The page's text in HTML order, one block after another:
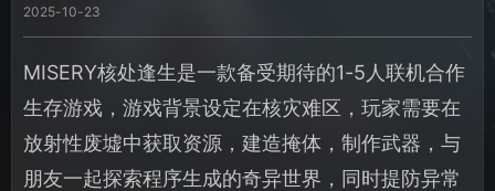
2025-10-23
MISERY核处逢生是一款备受期待的1-5人联机合作
生存游戏，游戏背景设定在核灾难区，玩家需要在
放射性废墟中获取资源，建造掩体，制作武器，与
朋友一起探索程序生成的奇异世界，同时提防异常